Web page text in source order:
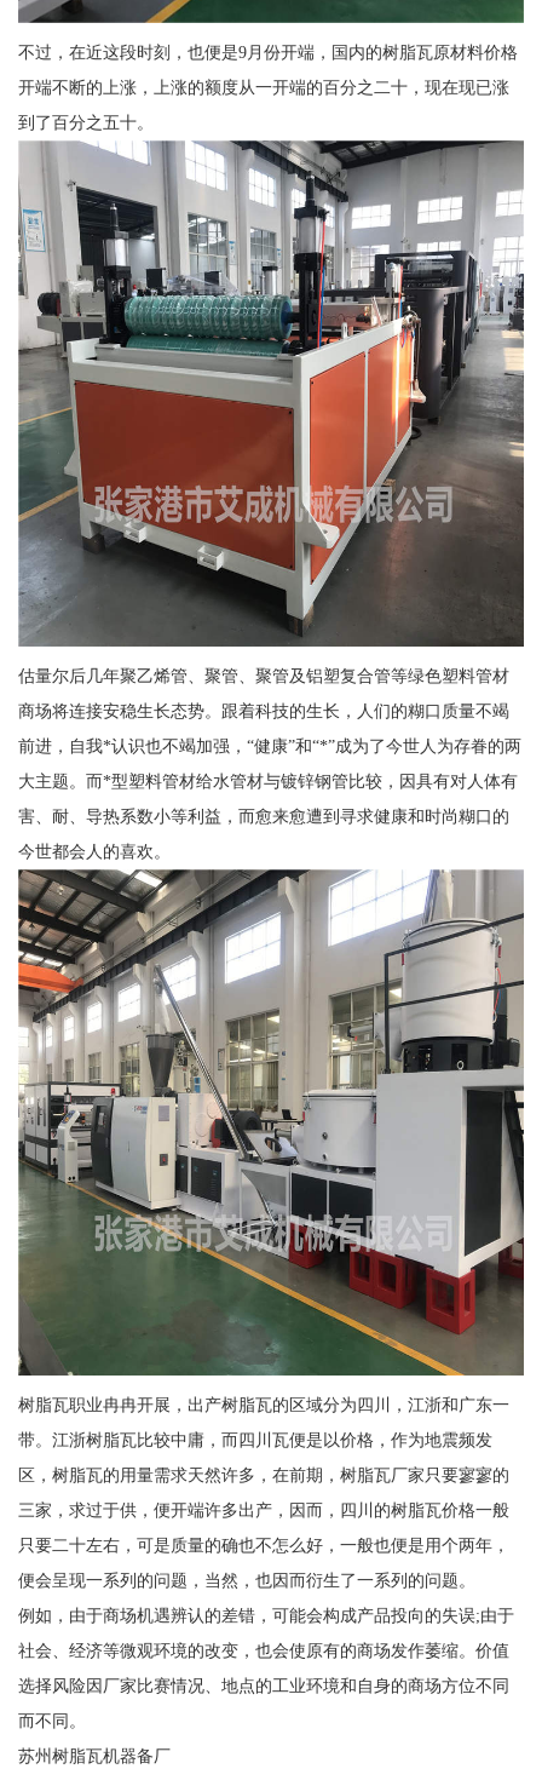
不过，在近这段时刻，也便是9月份开端，国内的树脂瓦原材料价格
开端不断的上涨，上涨的额度从一开端的百分之二十，现在现已涨
到了百分之五十。
估量尔后几年聚乙烯管、聚管、聚管及铝塑复合管等绿色塑料管材
商场将连接安稳生长态势。跟着科技的生长，人们的糊口质量不竭
前进，自我*认识也不竭加强，“健康”和“*”成为了今世人为存眷的两
大主题。而*型塑料管材给水管材与镀锌钢管比较，因具有对人体有
害、耐、导热系数小等利益，而愈来愈遭到寻求健康和时尚糊口的
今世都会人的喜欢。
树脂瓦职业冉冉开展，出产树脂瓦的区域分为四川，江浙和广东一
带。江浙树脂瓦比较中庸，而四川瓦便是以价格，作为地震频发
区，树脂瓦的用量需求天然许多，在前期，树脂瓦厂家只要寥寥的
三家，求过于供，便开端许多出产，因而，四川的树脂瓦价格一般
只要二十左右，可是质量的确也不怎么好，一般也便是用个两年，
便会呈现一系列的问题，当然，也因而衍生了一系列的问题。
例如，由于商场机遇辨认的差错，可能会构成产品投向的失误;由于
社会、经济等微观环境的改变，也会使原有的商场发作萎缩。价值
选择风险因厂家比赛情况、地点的工业环境和自身的商场方位不同
而不同。
苏州树脂瓦机器备厂